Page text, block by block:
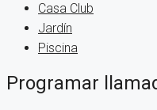
Casa Club
Jardín
Piscina
Programar